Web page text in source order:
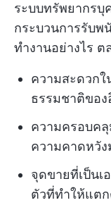
ระบบทรัพยากรบุ
กระบวนการรับพ
ทำงานอย่างไร ต
ความสะดวกใ
ธรรมชาติของ
ความครอบคลุ
ความคาดหวัง
จุดขายที่เป็นเ
ตัวที่ทำให้แต